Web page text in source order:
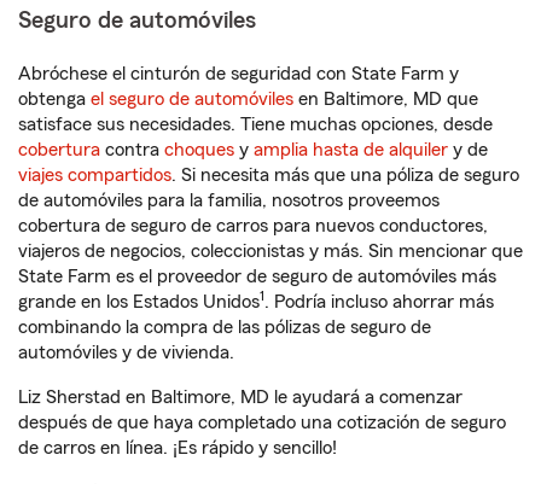
Seguro de automóviles
Abróchese el cinturón de seguridad con State Farm y
obtenga el seguro de automóviles en Baltimore, MD que
satisface sus necesidades. Tiene muchas opciones, desde
cobertura contra choques y amplia hasta de alquiler y de
viajes compartidos. Si necesita más que una póliza de seguro
de automóviles para la familia, nosotros proveemos
cobertura de seguro de carros para nuevos conductores,
viajeros de negocios, coleccionistas y más. Sin mencionar que
State Farm es el proveedor de seguro de automóviles más
grande en los Estados Unidos1. Podría incluso ahorrar más
combinando la compra de las pólizas de seguro de
automóviles y de vivienda.
Liz Sherstad en Baltimore, MD le ayudará a comenzar
después de que haya completado una cotización de seguro
de carros en línea. ¡Es rápido y sencillo!